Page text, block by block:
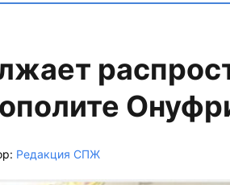
Редакция СПЖ